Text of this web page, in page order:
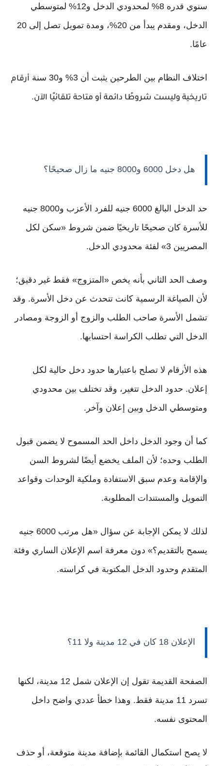
سنوي قدره 8% لمحدودي الدخل و12% لمتوسطي
الدخل، ومقدم يبدأ من 20%، ومدة تمويل تصل إلى 20
عامًا.
اختلاف النظام بين الطرحين يثبت أن 3% و30 سنة أرقام
تاريخية وليست شروطًا دائمة أو متاحة تلقائيًا الآن.
هل دخل 6000 و8000 جنيه ما زال صحيحًا؟
حد الدخل البالغ 6000 جنيه للفرد الأعزب و8000 جنيه
للأسرة كان صحيحًا تاريخيًا ضمن شروط «سكن لكل
المصريين 3» لفئة محدودي الدخل.
وصف الحد الثاني بأنه يخص «المتزوج» فقط غير دقيق؛
لأن الصياغة الرسمية كانت تتحدث عن دخل الأسرة. وقد
تشمل الأسرة صاحب الطلب والزوج أو الزوجة ومصادر
الدخل التي تطلب الكراسة احتسابها.
هذه الأرقام لا تصلح باعتبارها حدود دخل حالية لكل
إعلان. حدود الدخل تتغير، وقد تختلف بين محدودي
ومتوسطي الدخل وبين إعلان وآخر.
كما أن وجود الدخل داخل الحد المسموح لا يضمن قبول
الطلب وحده؛ لأن الملف يخضع أيضًا لشروط السن
والإقامة وعدم سبق الاستفادة وملكية الوحدات وقواعد
التمويل والمستندات المطلوبة.
لذلك لا يمكن الإجابة عن سؤال «هل مرتب 6000 جنيه
يسمح بالتقديم؟» دون معرفة اسم الإعلان الساري وفئة
المتقدم وحدود الدخل المكتوبة في كراسته.
الإعلان 18 كان في 12 مدينة ولا 11؟
الصفحة القديمة تقول إن الإعلان شمل 12 مدينة، لكنها
تسرد 11 مدينة فقط. وهذا خطأ عددي واضح داخل
المحتوى نفسه.
لا يصح استكمال القائمة بإضافة مدينة متوقعة، أو حذف